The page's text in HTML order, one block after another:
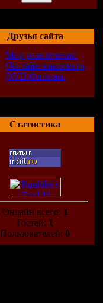
Друзья сайта
Мир развлечений
Он-лайн кинотеатр,
DVD Фильмы
Статистика
Онлайн всего: 1
Гостей: 1
Пользователей: 0